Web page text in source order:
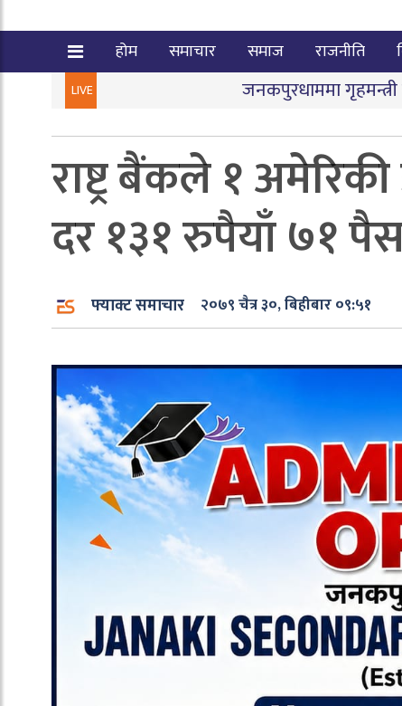
होम समाचार समाज राजनीति
LIVE जनकपुरधाममा गृहमन्त्री गुरुङ र
राष्ट्र बैंकले १
दर १३१ रुपैयाँ ७१
फ्याक्ट समाचार २०७९ चैत्र ३०, बिहीबार ०९:५१